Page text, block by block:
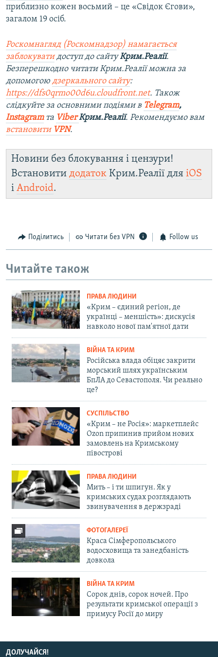
приблизно кожен восьмий – це «Свідок Єгови»,
загалом 19 осіб.
Роскомнагляд (Роскомнадзор) намагається
заблокуватидоступ до сайтуКрим.Реалії.
Безперешкодно читати Крим.Реалії можна за
допомогою дзеркального сайту:
https://dfs0qrmo00d6u.cloudfront.net. Також
слідкуйте за основними подіями в Telegram,
Instagramта ViberКрим.Реалії. Рекомендуємо вам
встановити VPN.
Новини без блокування і цензури!
Встановити додаток Крим.Реалії для iOS
і Android.
Поділитись Читати без VPN Follow us
Читайте також
ПРАВА ЛЮДИНИ
«Крим – єдиний регіон, де
українці – меншість»: дискусія
навколо нової пам'ятної дати
ВІЙНА ТА КРИМ
Російська влада обіцяє закрити
морський шлях українським
БпЛА до Севастополя. Чи реально
це?
СУСПІЛЬСТВО
«Крим – не Росія»: маркетплейс
Ozon припинив прийом нових
замовлень на Кримському
півострові
ПРАВА ЛЮДИНИ
Мить – і ти шпигун. Як у
кримських судах розглядають
звинувачення в держзраді
ФОТОГАЛЕРЕЇ
Краса Сімферопольського
водосховища та занедбаність
довкола
ВІЙНА ТА КРИМ
Сорок днів, сорок ночей. Про
результати кримської операції з
примусу Росії до миру
ДОЛУЧАЙСЯ!